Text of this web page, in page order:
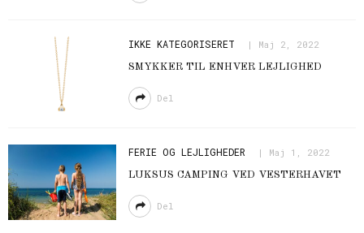
IKKE KATEGORISERET Maj 2, 2022
SMYKKER TIL ENHVER LEJLIGHED
Del
FERIE OG LEJLIGHEDER Maj 1, 2022
LUKSUS CAMPING VED VESTERHAVET
Del